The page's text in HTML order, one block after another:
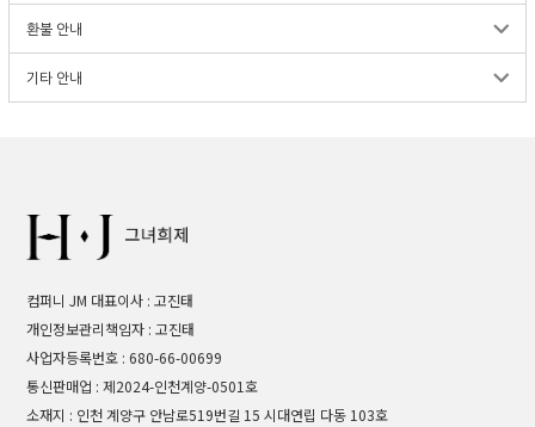
환불 안내
기타 안내
컴퍼니 JM 대표이사 : 고진태
개인정보관리책임자 : 고진태
사업자등록번호 : 680-66-00699
통신판매업 : 제2024-인천계양-0501호
소재지 : 인천 계양구 안남로519번길 15 시대연립 다동 103호